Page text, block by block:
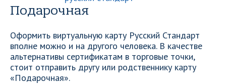
Подарочная
Оформить виртуальную карту Русский Стандарт
вполне можно и на другого человека. В качестве
альтернативы сертификатам в торговые точки,
стоит отправить другу или родственнику карту
«Подарочная».